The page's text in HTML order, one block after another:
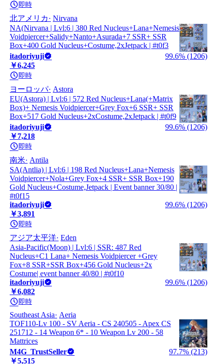
即時
北アメリカ
Nirvana
NA(Nirvana | Lvl:6 | 380 Red Nucleus+Lana+Nemesis
Voidpiercer+Salidy+Nanto+Asurada+7 SSR+ SSR
Box+400 Gold Nucleus+Costume,2xJetpack | #t0f3
itadoriyuji
99.6% (1206)
￥6,245
即時
ヨーロッパ Astora
EU(Astora) | Lvl:6 | 572 Red Nucleus+Lana(+Matrix
Box)+ Nemesis Voidpiercer+Grey Fox+6 SSR+ SSR
Box+517 Gold Nucleus+2xCostume,2xJetpack | #t0f9
itadoriyuji
99.6% (1206)
￥7,218
即時
南米 Antila
SA(Antlia) | Lvl:6 | 198 Red Nucleus+Lana+Nemesis
Voidpiercer+Nola+Grey Fox+4 SSR+ SSR Box+190
Gold Nucleus+Costume,Jetpack | Event banner 30/80 |
#t0f15
itadoriyuji
99.6% (1206)
￥3,891
即時
アジア太平洋 Eden
Asia-Pacific(Moon) | Lvl:6 | SSR: 487 Red
Nucleus+C1 Lana+ Nemesis Voidpiercer +Grey
Fox+8 SSR+SSR Box+456 Gold Nucleus+2x
Costume| event banner 40/80 | #t0f10
itadoriyuji
99.6% (1206)
￥6,082
即時
Southeast Asia
Aeria
TOF110-Lv 100 - SV Aeria - CS 240505 - Apex CS
251712 - 14 Weapon 6* - 10 Weapon Lv 200 - 58
Mattrices
M4G_TrustSeller
97.7% (213)
￥5,515